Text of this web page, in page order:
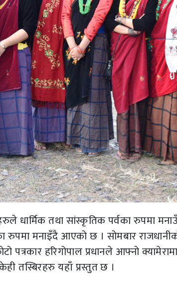
धार्मिक तथा सांस्कृतिक पर्वका रुपमा
रुपमा मनाइँदै आएको छ । सोमबार
पत्रकार हरिगोपाल प्रधानले आफ्नो
तस्बिरहरु यहाँ प्रस्तुत छ ।